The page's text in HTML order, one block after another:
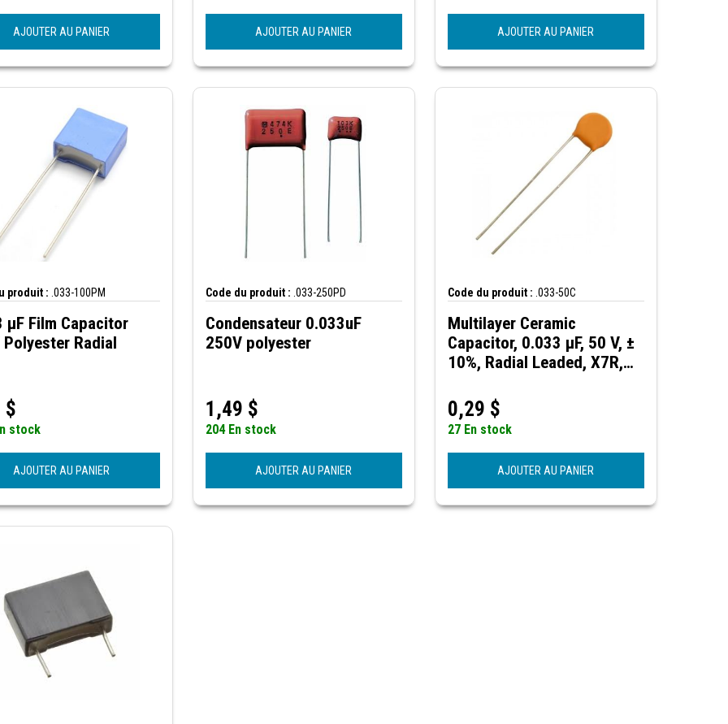
AJOUTER AU PANIER AJOUTER AU PANIER AJOUTER AU PANIER
produit : .033-100PM
µF Film Capacitor
Polyester Radial
$
stock
AJOUTER AU PANIER
Code du produit : .033-250PD
Condensateur 0.033uF
250V polyester
1,49 $
204 En stock
AJOUTER AU PANIER
Code du produit : .033-50C
Multilayer Ceramic
Capacitor, 0.033 µF, 50 V, ±
10%, Radial Leaded, X7R,
0,29 $
27 En stock
AJOUTER AU PANIER